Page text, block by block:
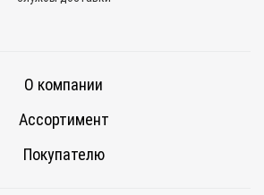
О компании
Ассортимент
Покупателю